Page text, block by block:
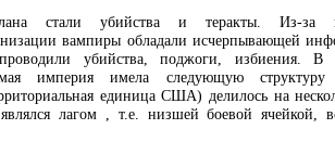
стали убийства и теракты. Из-за
вампиры обладали исчерпывающей
убийства, поджоги, избиения. В
империя имела следующую
единица США) делилось на
лагом , т.е. низшей боевой ячейкой,